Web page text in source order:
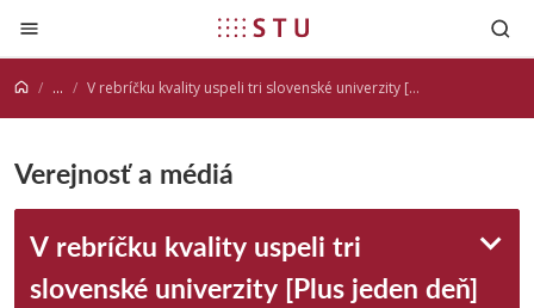
Prejsť na obsah
... V rebríčku kvality uspeli tri slovenské univerzity [Plus jeden deň]
Verejnosť a médiá
V rebríčku kvality uspeli tri
slovenské univerzity [Plus jeden deň]